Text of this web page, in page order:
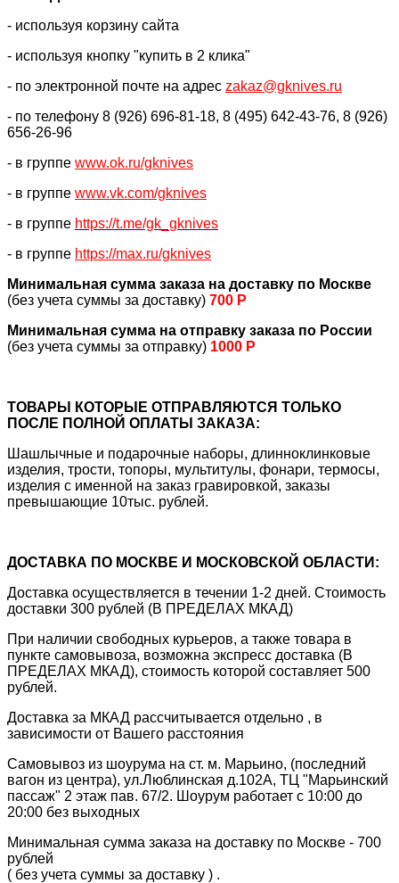
- используя корзину сайта
- используя кнопку "купить в 2 клика"
- по электронной почте на адрес zakaz@gknives.ru
- по телефону 8 (926) 696-81-18, 8 (495) 642-43-76, 8 (926)
656-26-96
- в группе www.ok.ru/gknives
- в группе www.vk.com/gknives
- в группе https://t.me/gk_gknives
- в группе https://max.ru/gknives
Минимальная сумма заказа на доставку по Москве
(без учета суммы за доставку) 700 Р
Минимальная сумма на отправку заказа по России
(без учета суммы за отправку) 1000 Р
ТОВАРЫ КОТОРЫЕ ОТПРАВЛЯЮТСЯ ТОЛЬКО
ПОСЛЕ ПОЛНОЙ ОПЛАТЫ ЗАКАЗА:
Шашлычные и подарочные наборы, длинноклинковые
изделия, трости, топоры, мультитулы, фонари, термосы,
изделия с именной на заказ гравировкой, заказы
превышающие 10тыс. рублей.
ДОСТАВКА ПО МОСКВЕ И МОСКОВСКОЙ ОБЛАСТИ:
Доставка осуществляется в течении 1-2 дней. Стоимость
доставки 300 рублей (В ПРЕДЕЛАХ МКАД)
При наличии свободных курьеров, а также товара в
пункте самовывоза, возможна экспресс доставка (В
ПРЕДЕЛАХ МКАД), стоимость которой составляет 500
рублей.
Доставка за МКАД рассчитывается отдельно , в
зависимости от Вашего расстояния
Самовывоз из шоурума на ст. м. Марьино, (последний
вагон из центра), ул.Люблинская д.102А, ТЦ "Марьинский
пассаж" 2 этаж пав. 67/2. Шоурум работает с 10:00 до
20:00 без выходных
Минимальная сумма заказа на доставку по Москве - 700
рублей
( без учета суммы за доставку ) .